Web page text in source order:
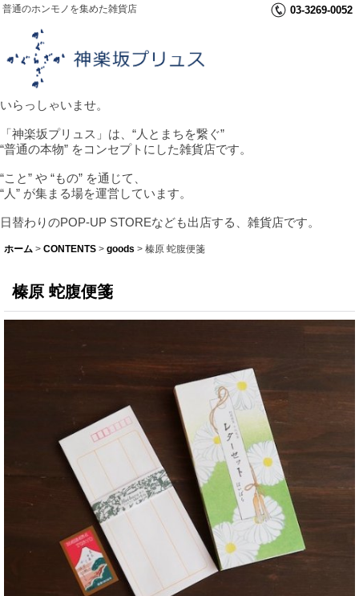
普通のホンモノを集めた雑貨店 03-3269-0052
いらっしゃいませ。
「神楽坂プリュス」は、“人とまちを繋ぐ”
“普通の本物” をコンセプトにした雑貨店です。
“こと” や “もの” を通じて、
“人” が集まる場を運営しています。
日替わりのPOP-UP STOREなども出店する、雑貨店です。
ホーム > CONTENTS > goods > 榛原 蛇腹便箋
榛原 蛇腹便箋